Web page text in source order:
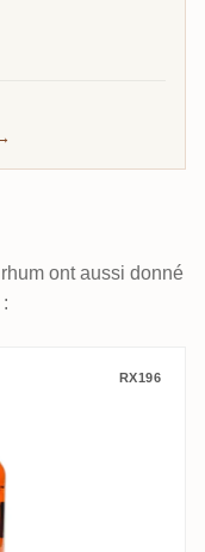
et exclu des
figure parmi les
ont aussi donné
12 Años
RX196